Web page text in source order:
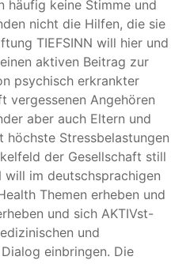
häufig keine Stimme und
nicht die Hilfen, die sie
TIEFSINN will hier und
aktiven Beitrag zur
psychisch erkrankter
vergessenen Angehören
aber auch Eltern und
Stressbelastungen
der Gesellschaft still
will im deutschsprachigen
Themen erheben und
und sich AKTIVst-
und
einbringen. Die